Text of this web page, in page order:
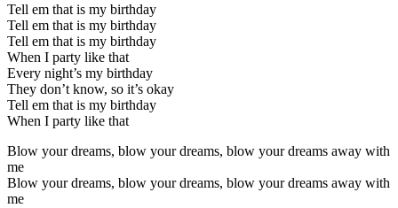
Tell em that is my birthday
Tell em that is my birthday
Tell em that is my birthday
When I party like that
Every night’s my birthday
They don’t know, so it’s okay
Tell em that is my birthday
When I party like that
Blow your dreams, blow your dreams, blow your dreams away with
me
Blow your dreams, blow your dreams, blow your dreams away with
me